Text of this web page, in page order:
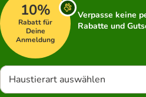
10%
Rabatt für
Deine
Anmeldung
Verpasse keine
Rabatte und
Haustierart auswählen